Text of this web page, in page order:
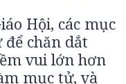
Hội, các mục
để chăn dắt
vui lớn hơn
mục tử, và